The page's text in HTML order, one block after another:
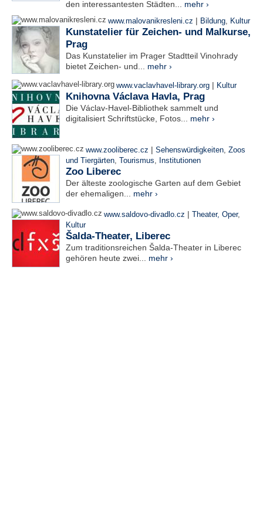
den interessantesten Städten... mehr ›
www.malovanikresleni.cz | Bildung, Kultur
Kunstatelier für Zeichen- und Malkurse,
Prag
Das Kunstatelier im Prager Stadtteil Vinohrady
bietet Zeichen- und... mehr ›
www.vaclavhavel-library.org | Kultur
Knihovna Václava Havla, Prag
Die Václav-Havel-Bibliothek sammelt und
digitalisiert Schriftstücke, Fotos... mehr ›
www.zooliberec.cz | Sehenswürdigkeiten, Zoos
und Tiergärten, Tourismus, Institutionen
Zoo Liberec
Der älteste zoologische Garten auf dem Gebiet
der ehemaligen... mehr ›
www.saldovo-divadlo.cz | Theater, Oper,
Kultur
Šalda-Theater, Liberec
Zum traditionsreichen Šalda-Theater in Liberec
gehören heute zwei... mehr ›